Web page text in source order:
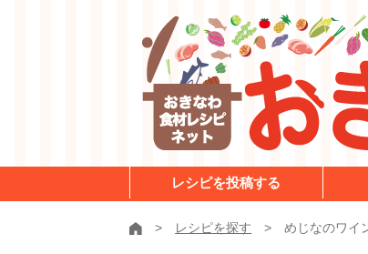
レシピを投稿する
レシピを探す めじなのワイ